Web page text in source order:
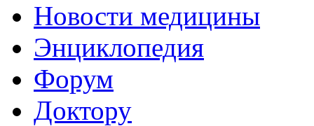
Новости медицины
Энциклопедия
Форум
Доктору